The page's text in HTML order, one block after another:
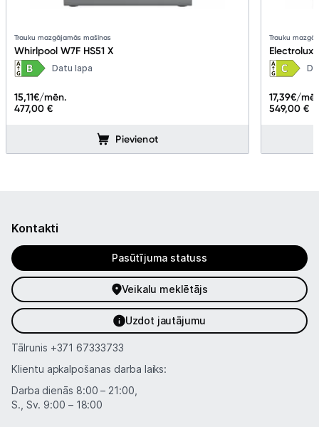
Trauku mazgājamās mašīnas
Whirlpool W7F HS51 X
Datu lapa
477,00 €
15,11€/mēn.
Pievienot
Trauku
Electrolux
549,00 €
17,39€/
Kontakti
Pasūtījuma statuss
Veikalu meklētājs
Uzdot jautājumu
Tālrunis +371 67333733
Klientu apkalpošanas darba laiks:
Darba dienās 8:00 – 21:00,
S., Sv. 9:00 – 18:00